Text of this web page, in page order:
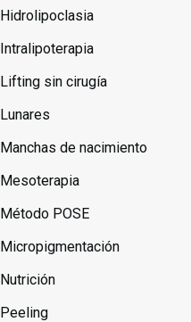
Hidrolipoclasia
Intralipoterapia
Lifting sin cirugía
Lunares
Manchas de nacimiento
Mesoterapia
Método POSE
Micropigmentación
Nutrición
Peeling